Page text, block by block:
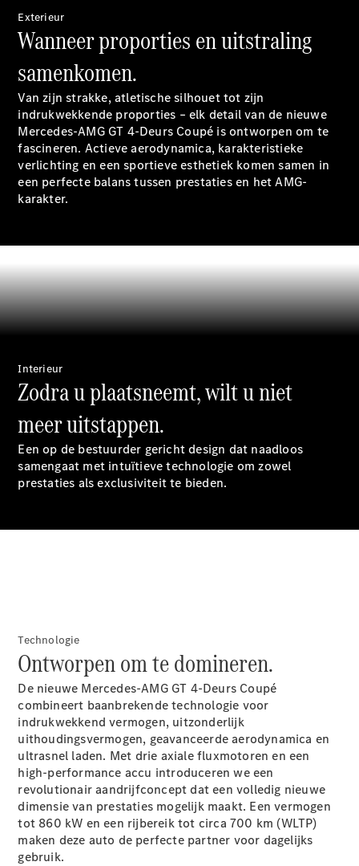
Configurator
Mercedes-
Benz Store
SUV
Alle SUVs
EQA
SUV
Mercedes-
Maybach
EQS SUV
Elektrisch
GLA
GLB Elektrisch
GLC
Elektrisch
GLC
GLC Coupé
GLE
GLE
GLE
Nieuw
Terreinwagen
G-Klasse
Terreinwagen
Configurator
Mercedes-
Benz Store
Estate
Exterieur
Wanneer proporties en uitstraling
samenkomen.
Van zijn strakke, atletische silhouet tot zijn
indrukwekkende proporties – elk detail van de nieuwe
Mercedes-AMG GT 4-Deurs Coupé is ontworpen om te
fascineren. Actieve aerodynamica, karakteristieke
verlichting en een sportieve esthetiek komen samen in
een perfecte balans tussen prestaties en het AMG-
karakter.
Interieur
Zodra u plaatsneemt, wilt u niet
meer uitstappen.
Een op de bestuurder gericht design dat naadloos
samengaat met intuïtieve technologie om zowel
prestaties als exclusiviteit te bieden.
Technologie
Ontworpen om te domineren.
De nieuwe Mercedes-AMG GT 4-Deurs Coupé
combineert baanbrekende technologie voor
indrukwekkend vermogen, uitzonderlijk
uithoudingsvermogen, geavanceerde aerodynamica en
ultrasnel laden. Met drie axiale fluxmotoren en een
high-performance accu introduceren we een
revolutionair aandrijfconcept dat een volledig nieuwe
dimensie van prestaties mogelijk maakt. Een vermogen
tot 860 kW en een rijbereik tot circa 700 km (WLTP)
maken deze auto de perfecte partner voor dagelijks
gebruik.